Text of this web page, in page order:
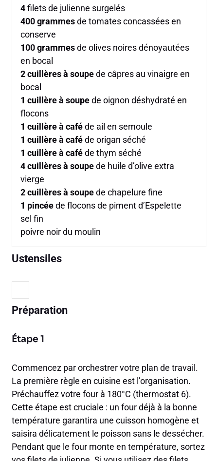
4filets de julienne surgelés
400grammesde tomates concassées en
conserve
100grammesde olives noires dénoyautées
en bocal
2cuillères à soupede câpres au vinaigre en
bocal
1 cuillère à soupede oignon déshydraté en
flocons
1 cuillère à caféde ail en semoule
1 cuillère à caféde origan séché
1 cuillère à caféde thym séché
4cuillères à soupede huile d’olive extra
vierge
2cuillères à soupede chapelure fine
1 pincéede flocons de piment d’Espelette
sel fin
poivre noir du moulin
Ustensiles
Préparation
Étape 1
Commencez par orchestrer votre plan de travail.
La première règle en cuisine est l’organisation.
Préchauffez votre four à 180°C (thermostat 6).
Cette étape est cruciale : un four déjà à la bonne
température garantira une cuisson homogène et
saisira délicatement le poisson sans le dessécher.
Pendant que le four monte en température, sortez